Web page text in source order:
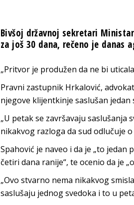
Bivšoj državnoj sekretari
za još 30 dana, rečeno je danas
„Pritvor je produžen da ne bi
Pravni zastupnik Hrkalović,
njegove klijentkinje saslušan jedan
„U petak se završavaju
nikakvog razloga da sud odlučuje
Spahović je naveo i da je „to jedan
četiri dana ranije“, te ocenio da je
„Ovo stvarno nema nikakvog
saslušaju jednog svedoka i to u